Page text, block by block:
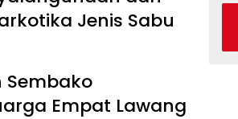
Jenis Sabu
Empat Lawang